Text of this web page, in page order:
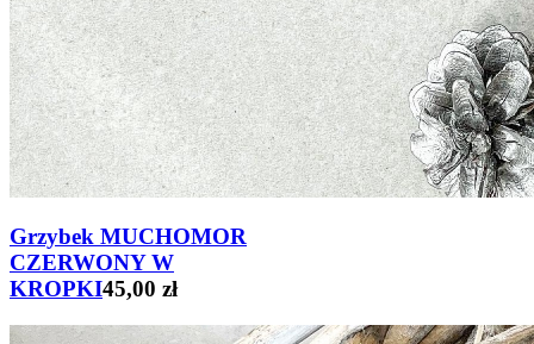
Grzybek MUCHOMOR
CZERWONY W
KROPKI45,00 zł